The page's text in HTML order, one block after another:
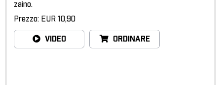
zaino.
Prezzo: EUR 10,90
VIDEO ORDINARE